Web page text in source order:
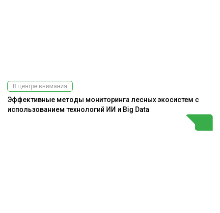
В центре внимания
Эффективные методы мониторинга лесных экосистем с
использованием технологий ИИ и Big Data